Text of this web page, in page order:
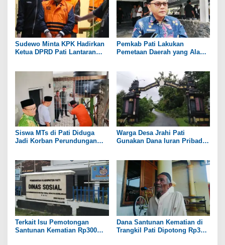
Sudewo Minta KPK Hadirkan
Ketua DPRD Pati Lantaran
Pemkab Pati Lakukan
Pemetaan Daerah yang Alami
Siswa MTs di Pati Diduga
Jadi Korban Perundungan
Warga Desa Jrahi Pati
Gunakan Dana Iuran Pribadi
Terkait Isu Pemotongan
Santunan Kematian Rp300
Dana Santunan Kematian di
Trangkil Pati Dipotong Rp300